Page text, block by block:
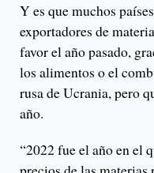
Y es que muchos
exportadores de
favor el año pasado,
los alimentos o el
rusa de Ucrania, pero
año.
“2022 fue el año en el